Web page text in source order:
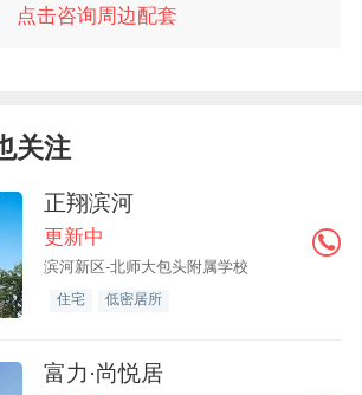
点击咨询周边配套
关注
正翔滨河
更新中
滨河新区-北师大包头附属学校
住宅 低密居所
富力·尚悦居